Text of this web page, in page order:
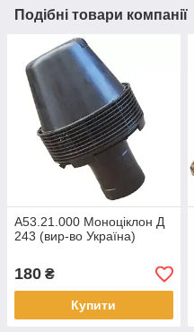
Подібні товари компанії
А53.21.000 Моноціклон Д
243 (вир-во Україна)
180 ₴
Купити